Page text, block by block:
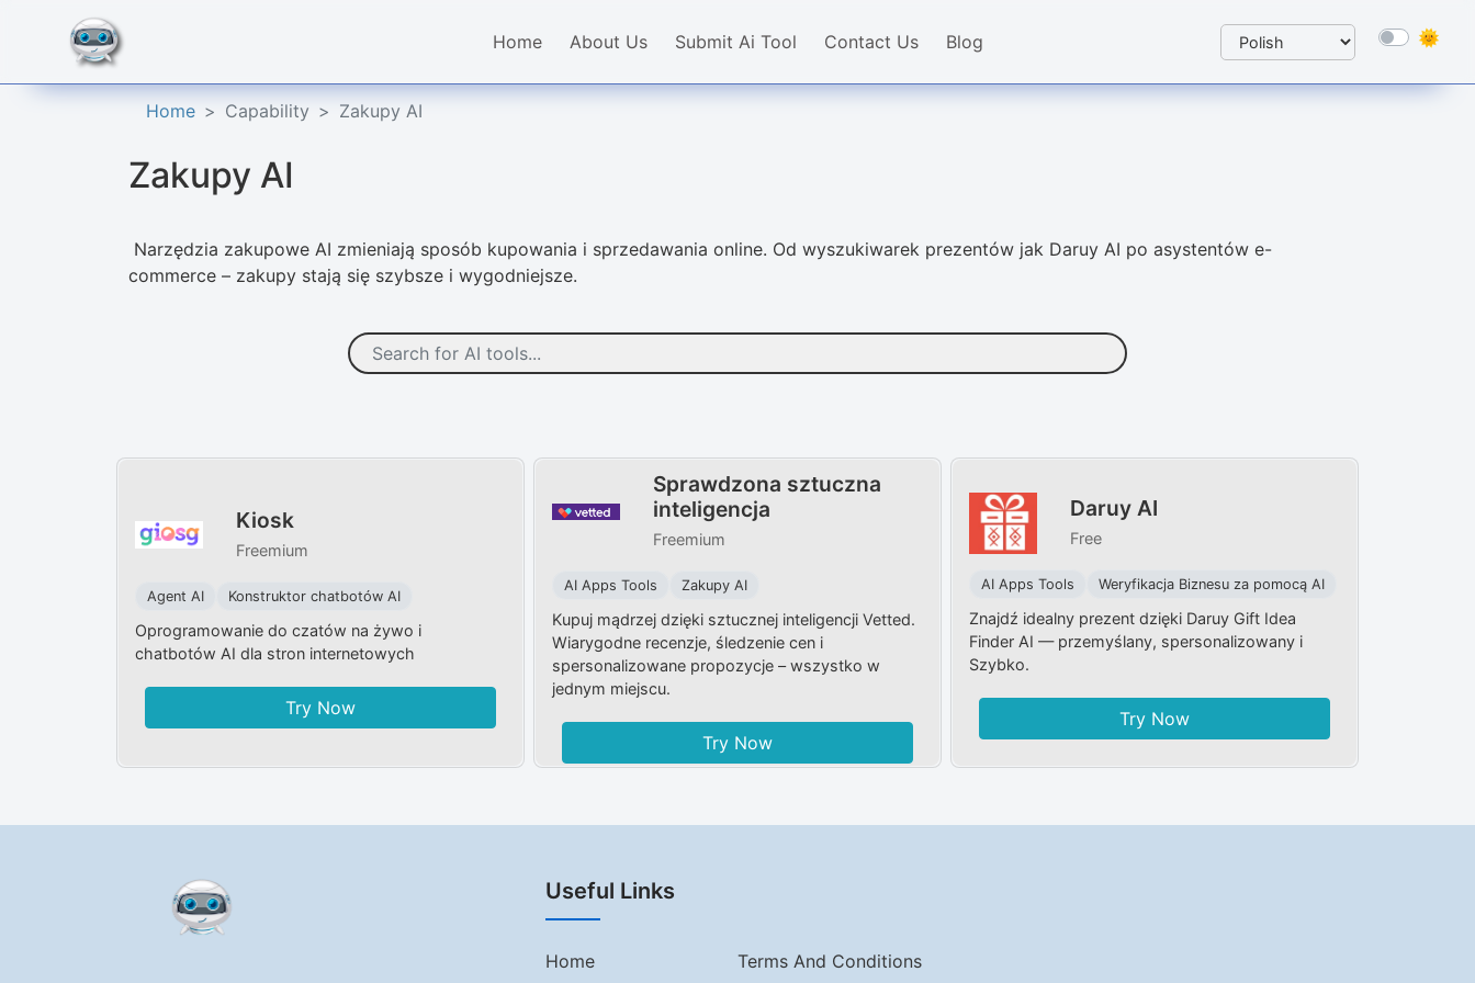
Home About Us Submit Ai Tool Contact Us Blog
Home Capability Zakupy AI
Zakupy AI
Narzędzia zakupowe AI zmieniają sposób kupowania i sprzedawania online. Od wyszukiwarek prezentów jak Daruy AI po asystentów e-
commerce – zakupy stają się szybsze i wygodniejsze.
Kiosk
Freemium
Agent AI Konstruktor chatbotów AI
Oprogramowanie do czatów na żywo i
chatbotów AI dla stron internetowych
Try Now
Sprawdzona sztuczna
inteligencja
Freemium
AI Apps Tools Zakupy AI
Kupuj mądrzej dzięki sztucznej inteligencji Vetted.
Wiarygodne recenzje, śledzenie cen i
spersonalizowane propozycje – wszystko w
jednym miejscu.
Try Now
Daruy AI
Free
AI Apps Tools Weryfikacja Biznesu za pomocą AI
Znajdź idealny prezent dzięki Daruy Gift Idea
Finder AI — przemyślany, spersonalizowany i
Szybko.
Try Now
Useful Links
Home Terms And Conditions